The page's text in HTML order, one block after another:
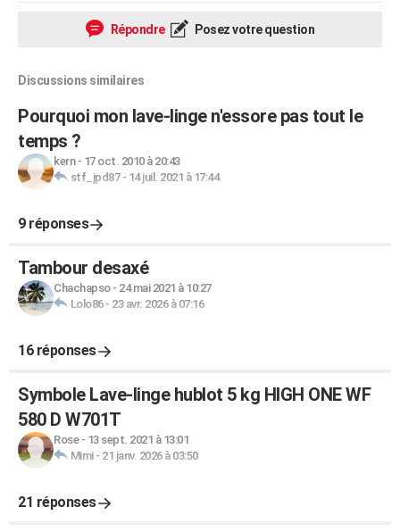
Répondre Posez votre question
Discussions similaires
Pourquoi mon lave-linge n'essore pas tout le
temps ?
kern- 17 oct. 2010 à 20:43
stf_jpd87- 14 juil. 2021 à 17:44
9 réponses
Tambour desaxé
Chachapso- 24 mai 2021 à 10:27
Lolo86- 23 avr. 2026 à 07:16
16 réponses
Symbole Lave-linge hublot 5 kg HIGH ONE WF
580 D W701T
Rose- 13 sept. 2021 à 13:01
Mimi- 21 janv. 2026 à 03:50
21 réponses